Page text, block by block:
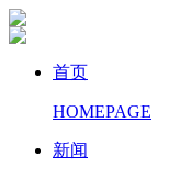
首页
HOMEPAGE
新闻